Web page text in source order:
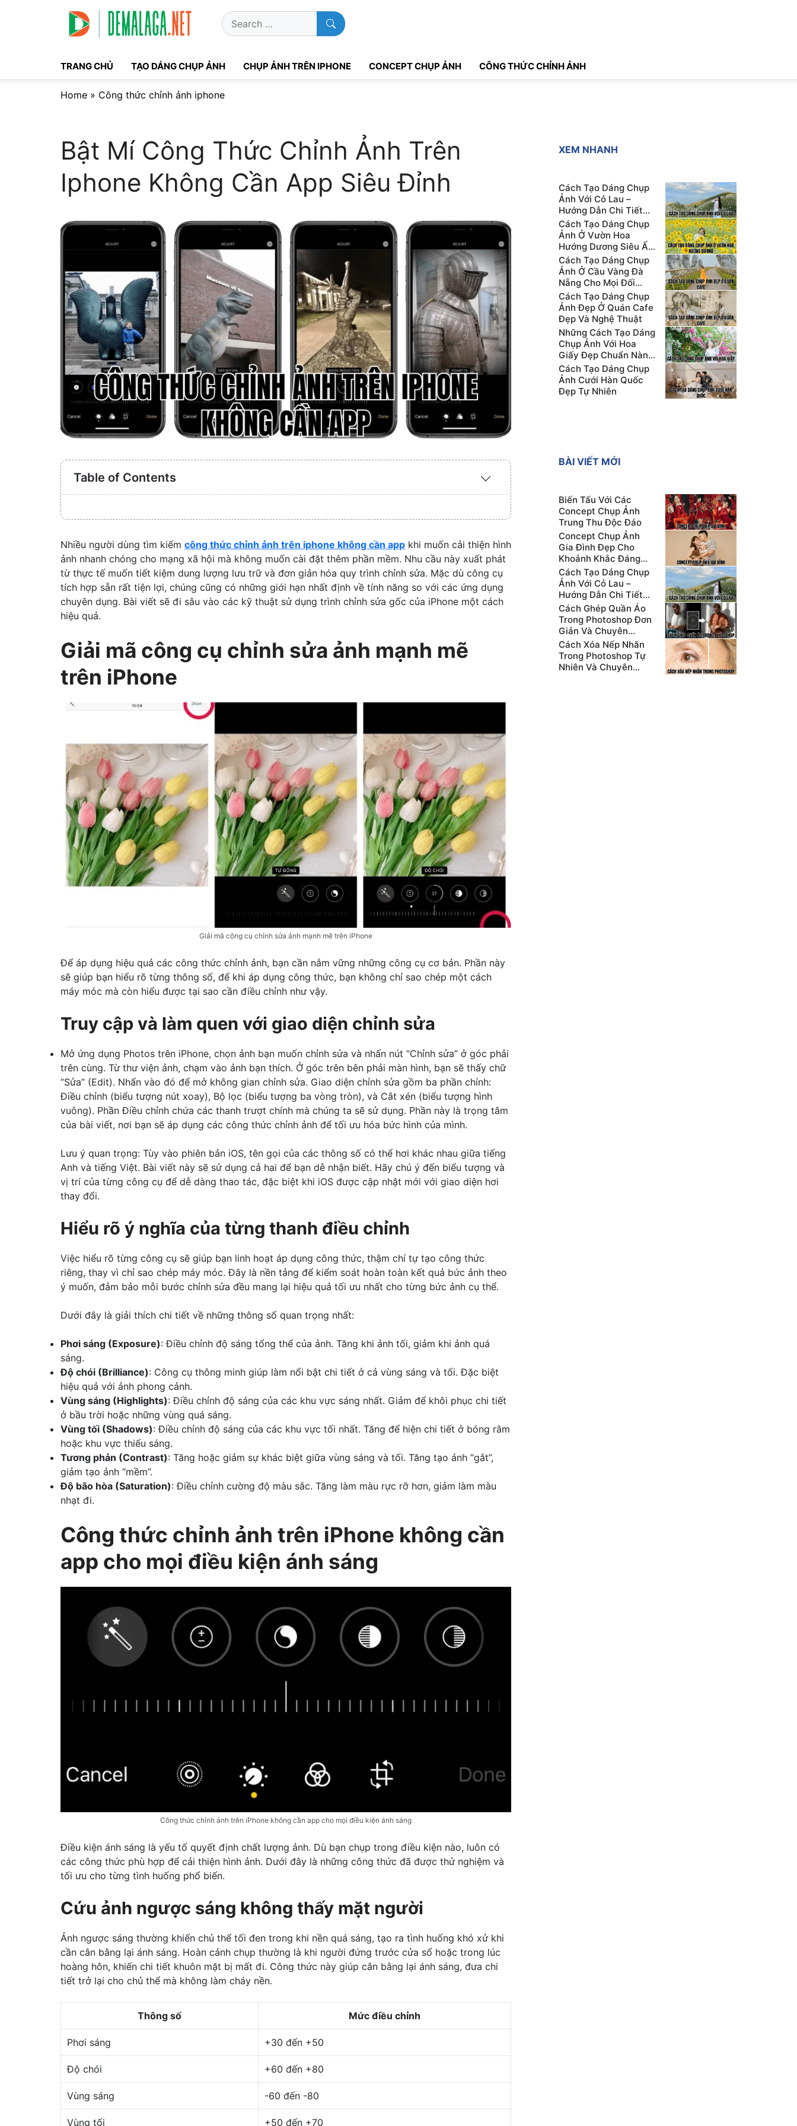
Search
for:
TRANG CHỦ TẠO DÁNG CHỤP ẢNH CHỤP ẢNH TRÊN IPHONE CONCEPT CHỤP ẢNH CÔNG THỨC CHỈNH ẢNH
Home » Công thức chỉnh ảnh iphone
Bật Mí Công Thức Chỉnh Ảnh Trên
Iphone Không Cần App Siêu Đỉnh
Table of Contents
Expand
/
Collapse
Nhiều người dùng tìm kiếm công thức chỉnh ảnh trên iphone không cần app khi muốn cải thiện hình
ảnh nhanh chóng cho mạng xã hội mà không muốn cài đặt thêm phần mềm. Nhu cầu này xuất phát
từ thực tế muốn tiết kiệm dung lượng lưu trữ và đơn giản hóa quy trình chỉnh sửa. Mặc dù công cụ
tích hợp sẵn rất tiện lợi, chúng cũng có những giới hạn nhất định về tính năng so với các ứng dụng
chuyên dụng. Bài viết sẽ đi sâu vào các kỹ thuật sử dụng trình chỉnh sửa gốc của iPhone một cách
hiệu quả.
Giải mã công cụ chỉnh sửa ảnh mạnh mẽ
trên iPhone
Giải mã công cụ chỉnh sửa ảnh mạnh mẽ trên iPhone
Để áp dụng hiệu quả các công thức chỉnh ảnh, bạn cần nắm vững những công cụ cơ bản. Phần này
sẽ giúp bạn hiểu rõ từng thông số, để khi áp dụng công thức, bạn không chỉ sao chép một cách
máy móc mà còn hiểu được tại sao cần điều chỉnh như vậy.
Truy cập và làm quen với giao diện chỉnh sửa
Mở ứng dụng Photos trên iPhone, chọn ảnh bạn muốn chỉnh sửa và nhấn nút “Chỉnh sửa” ở góc phải
trên cùng. Từ thư viện ảnh, chạm vào ảnh bạn thích. Ở góc trên bên phải màn hình, bạn sẽ thấy chữ
“Sửa” (Edit). Nhấn vào đó để mở không gian chỉnh sửa. Giao diện chỉnh sửa gồm ba phần chính:
Điều chỉnh (biểu tượng nút xoay), Bộ lọc (biểu tượng ba vòng tròn), và Cắt xén (biểu tượng hình
vuông). Phần Điều chỉnh chứa các thanh trượt chính mà chúng ta sẽ sử dụng. Phần này là trọng tâm
của bài viết, nơi bạn sẽ áp dụng các công thức chỉnh ảnh để tối ưu hóa bức hình của mình.
Lưu ý quan trọng: Tùy vào phiên bản iOS, tên gọi của các thông số có thể hơi khác nhau giữa tiếng
Anh và tiếng Việt. Bài viết này sẽ sử dụng cả hai để bạn dễ nhận biết. Hãy chú ý đến biểu tượng và
vị trí của từng công cụ để dễ dàng thao tác, đặc biệt khi iOS được cập nhật mới với giao diện hơi
thay đổi.
Hiểu rõ ý nghĩa của từng thanh điều chỉnh
Việc hiểu rõ từng công cụ sẽ giúp bạn linh hoạt áp dụng công thức, thậm chí tự tạo công thức
riêng, thay vì chỉ sao chép máy móc. Đây là nền tảng để kiểm soát hoàn toàn kết quả bức ảnh theo
ý muốn, đảm bảo mỗi bước chỉnh sửa đều mang lại hiệu quả tối ưu nhất cho từng bức ảnh cụ thể.
Dưới đây là giải thích chi tiết về những thông số quan trọng nhất:
Phơi sáng (Exposure): Điều chỉnh độ sáng tổng thể của ảnh. Tăng khi ảnh tối, giảm khi ảnh quá
sáng.
Độ chói (Brilliance): Công cụ thông minh giúp làm nổi bật chi tiết ở cả vùng sáng và tối. Đặc biệt
hiệu quả với ảnh phong cảnh.
Vùng sáng (Highlights): Điều chỉnh độ sáng của các khu vực sáng nhất. Giảm để khôi phục chi tiết
ở bầu trời hoặc những vùng quá sáng.
Vùng tối (Shadows): Điều chỉnh độ sáng của các khu vực tối nhất. Tăng để hiện chi tiết ở bóng râm
hoặc khu vực thiếu sáng.
Tương phản (Contrast): Tăng hoặc giảm sự khác biệt giữa vùng sáng và tối. Tăng tạo ảnh “gắt”,
giảm tạo ảnh “mềm”.
Độ bão hòa (Saturation): Điều chỉnh cường độ màu sắc. Tăng làm màu rực rỡ hơn, giảm làm màu
nhạt đi.
Công thức chỉnh ảnh trên iPhone không cần
app cho mọi điều kiện ánh sáng
Công thức chỉnh ảnh trên iPhone không cần app cho mọi điều kiện ánh sáng
Điều kiện ánh sáng là yếu tố quyết định chất lượng ảnh. Dù bạn chụp trong điều kiện nào, luôn có
các công thức phù hợp để cải thiện hình ảnh. Dưới đây là những công thức đã được thử nghiệm và
tối ưu cho từng tình huống phổ biến.
Cứu ảnh ngược sáng không thấy mặt người
Ảnh ngược sáng thường khiến chủ thể tối đen trong khi nền quá sáng, tạo ra tình huống khó xử khi
cần cân bằng lại ánh sáng. Hoàn cảnh chụp thường là khi người đứng trước cửa sổ hoặc trong lúc
hoàng hôn, khiến chi tiết khuôn mặt bị mất đi. Công thức này giúp cân bằng lại ánh sáng, đưa chi
tiết trở lại cho chủ thể mà không làm cháy nền.
Thông số Mức điều chỉnh
Phơi sáng +30 đến +50
Độ chói +60 đến +80
Vùng sáng -60 đến -80
Vùng tối +50 đến +70
XEM NHANH
Cách Tạo Dáng Chụp
Ảnh Với Cỏ Lau –
Hướng Dẫn Chi Tiết
Cho Người Mới
Cách Tạo Dáng Chụp
Ảnh Ở Vườn Hoa
Hướng Dương Siêu Ấn
Tượng
Cách Tạo Dáng Chụp
Ảnh Ở Cầu Vàng Đà
Nẵng Cho Mọi Đối
Tượng
Cách Tạo Dáng Chụp
Ảnh Đẹp Ở Quán Cafe
Đẹp Và Nghệ Thuật
Những Cách Tạo Dáng
Chụp Ảnh Với Hoa
Giấy Đẹp Chuẩn Nàng
Thơ
Cách Tạo Dáng Chụp
Ảnh Cưới Hàn Quốc
Đẹp Tự Nhiên
BÀI VIẾT MỚI
Biến Tấu Với Các
Concept Chụp Ảnh
Trung Thu Độc Đáo
Concept Chụp Ảnh
Gia Đình Đẹp Cho
Khoảnh Khắc Đáng
Nhớ Nhất
Cách Tạo Dáng Chụp
Ảnh Với Cỏ Lau –
Hướng Dẫn Chi Tiết
Cho Người Mới
Cách Ghép Quần Áo
Trong Photoshop Đơn
Giản Và Chuyên
Nghiệp
Cách Xóa Nếp Nhăn
Trong Photoshop Tự
Nhiên Và Chuyên